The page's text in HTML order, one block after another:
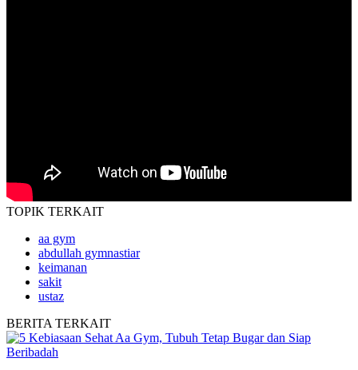
TOPIK TERKAIT
aa gym
abdullah gymnastiar
keimanan
sakit
ustaz
BERITA TERKAIT